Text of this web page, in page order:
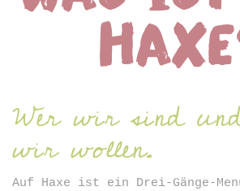
Wer wir sind
wir wollen.
Auf Haxe ist ein Drei-Gänge-